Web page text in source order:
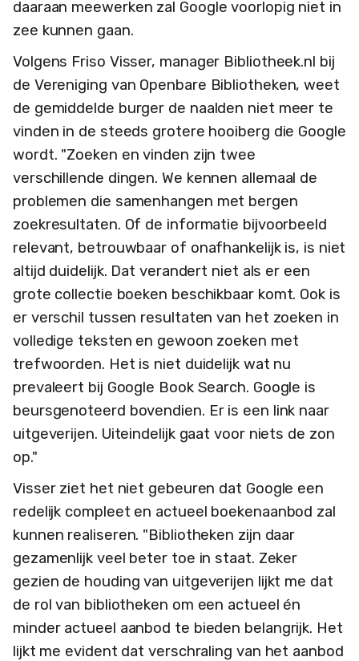
daaraan meewerken zal Google voorlopig niet in
zee kunnen gaan.
Volgens Friso Visser, manager Bibliotheek.nl bij
de Vereniging van Openbare Bibliotheken, weet
de gemiddelde burger de naalden niet meer te
vinden in de steeds grotere hooiberg die Google
wordt. "Zoeken en vinden zijn twee
verschillende dingen. We kennen allemaal de
problemen die samenhangen met bergen
zoekresultaten. Of de informatie bijvoorbeeld
relevant, betrouwbaar of onafhankelijk is, is niet
altijd duidelijk. Dat verandert niet als er een
grote collectie boeken beschikbaar komt. Ook is
er verschil tussen resultaten van het zoeken in
volledige teksten en gewoon zoeken met
trefwoorden. Het is niet duidelijk wat nu
prevaleert bij Google Book Search. Google is
beursgenoteerd bovendien. Er is een link naar
uitgeverijen. Uiteindelijk gaat voor niets de zon
op."
Visser ziet het niet gebeuren dat Google een
redelijk compleet en actueel boekenaanbod zal
kunnen realiseren. "Bibliotheken zijn daar
gezamenlijk veel beter toe in staat. Zeker
gezien de houding van uitgeverijen lijkt me dat
de rol van bibliotheken om een actueel én
minder actueel aanbod te bieden belangrijk. Het
lijkt me evident dat verschraling van het aanbod